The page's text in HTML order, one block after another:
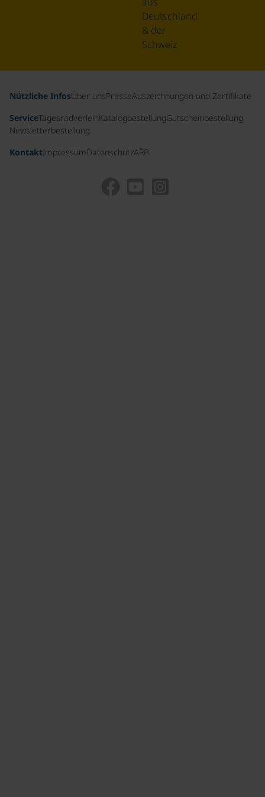
Deutschland
& der
Schweiz
Nützliche InfosÜber unsPresseAuszeichnungen und Zertifikate
ServiceTagesradverleihKatalogbestellungGutscheinbestellung
Newsletterbestellung
KontaktImpressumDatenschutzARB